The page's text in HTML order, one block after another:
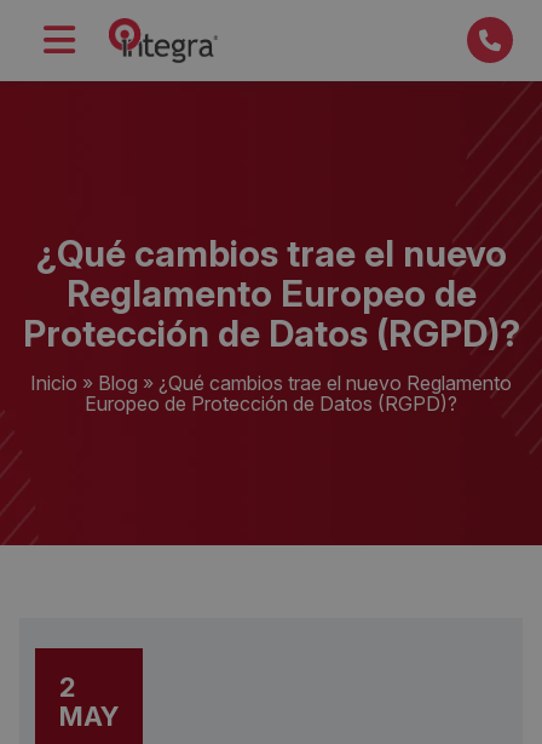
¿Qué cambios trae el nuevo
Reglamento Europeo de
Protección de Datos (RGPD)?
Inicio » Blog » ¿Qué cambios trae el nuevo Reglamento
Europeo de Protección de Datos (RGPD)?
2
MAY